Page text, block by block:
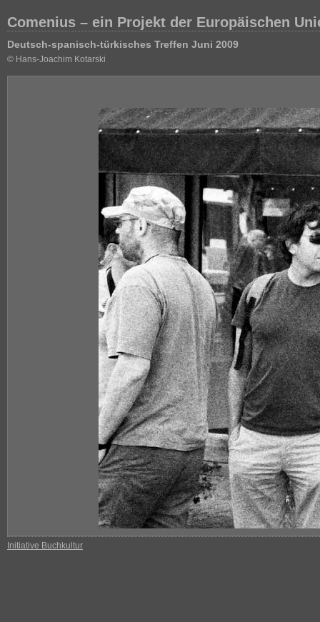
Comenius – ein Projekt der Europäischen
Deutsch-spanisch-türkisches Treffen Juni 2009
© Hans-Joachim Kotarski
Initiative Buchkultur